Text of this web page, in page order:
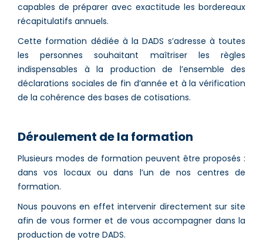
capables de préparer avec exactitude les bordereaux
récapitulatifs annuels.
Cette formation dédiée à la DADS s’adresse à toutes
les personnes souhaitant maîtriser les règles
indispensables à la production de l’ensemble des
déclarations sociales de fin d’année et à la vérification
de la cohérence des bases de cotisations.
Déroulement de la formation
Plusieurs modes de formation peuvent être proposés :
dans vos locaux ou dans l’un de nos centres de
formation.
Nous pouvons en effet intervenir directement sur site
afin de vous former et de vous accompagner dans la
production de votre DADS.